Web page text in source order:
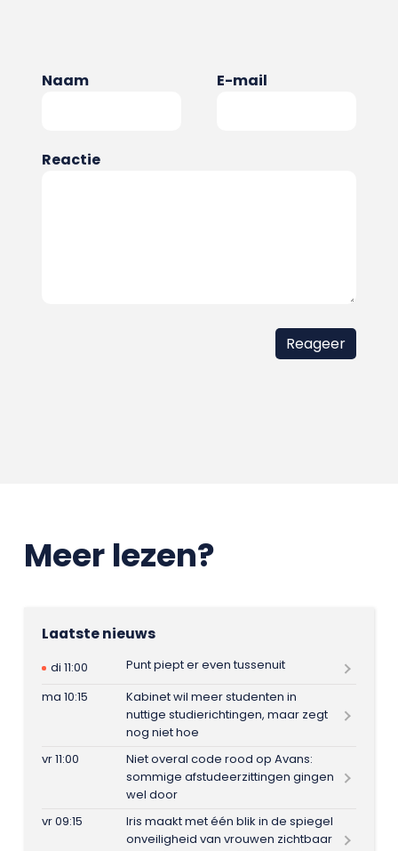
Naam E-mail
Reactie
Meer lezen?
Laatste nieuws
di 11:00
Punt piept er even tussenuit
ma 10:15
Kabinet wil meer studenten in
nuttige studierichtingen, maar zegt
nog niet hoe
vr 11:00
Niet overal code rood op Avans:
sommige afstudeerzittingen gingen
wel door
vr 09:15
Iris maakt met één blik in de spiegel
onveiligheid van vrouwen zichtbaar